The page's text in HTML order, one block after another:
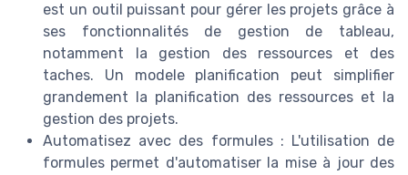
est un outil puissant pour gérer les projets grâce à
ses fonctionnalités de gestion de tableau,
notamment la gestion des ressources et des
taches. Un modele planification peut simplifier
grandement la planification des ressources et la
gestion des projets.
Automatisez avec des formules : L'utilisation de
formules permet d'automatiser la mise à jour des